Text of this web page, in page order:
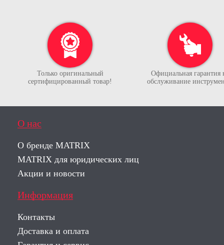
Только оригинальный
сертифицированный товар!
Официальная гарантия
обслуживание
О нас
О бренде MATRIX
MATRIX для юридических лиц
Акции и новости
Информация
Контакты
Доставка и оплата